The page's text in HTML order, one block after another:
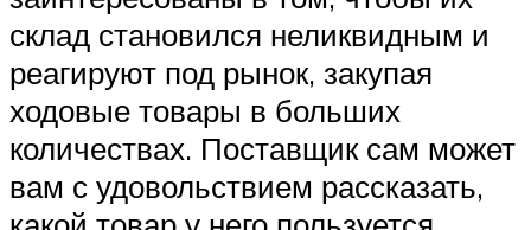
склад становился неликвидным и
реагируют под рынок, закупая
ходовые товары в больших
количествах. Поставщик сам может
вам с удовольствием рассказать,